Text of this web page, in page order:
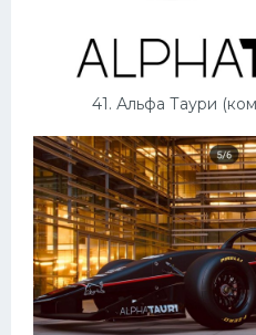
41. Альфа Таури